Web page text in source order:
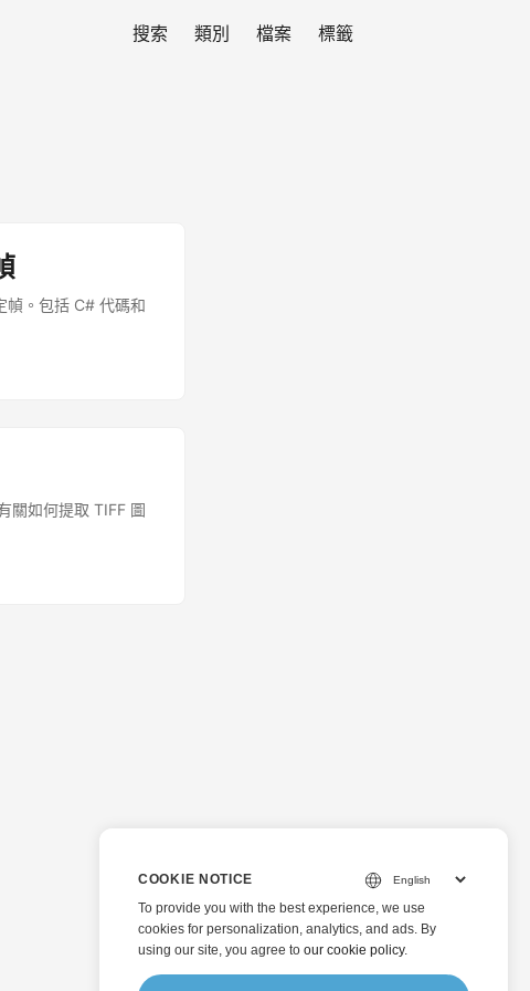
搜索 類別 檔案 標籤
幀。包括 C# 代碼和
關如何提取 TIFF 圖
COOKIE NOTICE
To provide you with the best experience, we use
cookies for personalization, analytics, and ads. By
using our site, you agree to our cookie policy.